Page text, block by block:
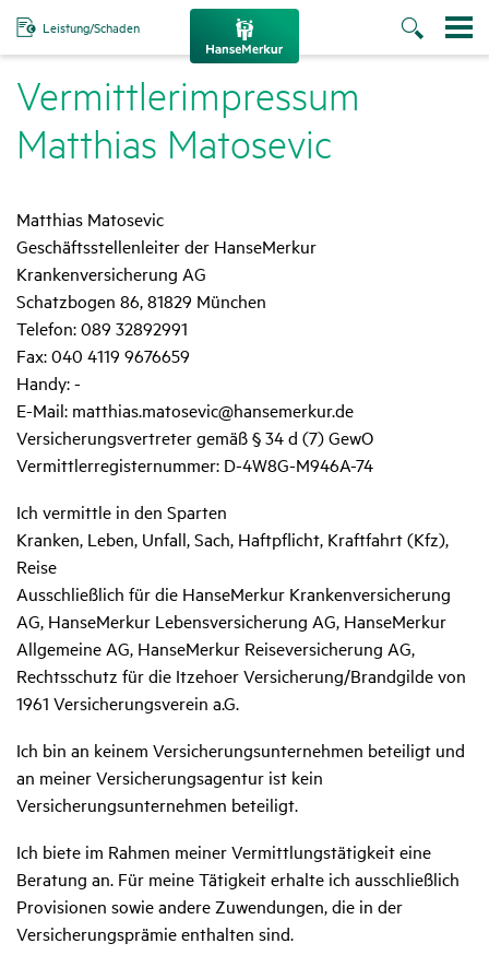
Leistung/Schaden
Vermitt­lerim­pressum
Matthias Mato­sevic
Matthias Matosevic
Geschäftsstellenleiter der HanseMerkur
Krankenversicherung AG
Schatzbogen 86, 81829 München
Telefon: 089 32892991
Fax: 040 4119 9676659
Handy: -
E-Mail: matthias.matosevic@hansemerkur.de
Versicherungsvertreter gemäß § 34 d (7) GewO
Vermittlerregisternummer: D-4W8G-M946A-74
Ich vermittle in den Sparten
Kranken, Leben, Unfall, Sach, Haftpflicht, Kraftfahrt (Kfz),
Reise
Ausschließlich für die HanseMerkur Krankenversicherung
AG, HanseMerkur Lebensversicherung AG, HanseMerkur
Allgemeine AG, HanseMerkur Reiseversicherung AG,
Rechtsschutz für die Itzehoer Versicherung/Brandgilde von
1961 Versicherungsverein a.G.
Ich bin an keinem Versicherungsunternehmen beteiligt und
an meiner Versicherungsagentur ist kein
Versicherungsunternehmen beteiligt.
Ich biete im Rahmen meiner Vermittlungstätigkeit eine
Beratung an. Für meine Tätigkeit erhalte ich ausschließlich
Provisionen sowie andere Zuwendungen, die in der
Versicherungsprämie enthalten sind.